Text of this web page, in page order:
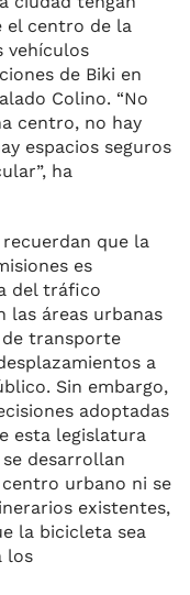
el centro de la
vehículos
de Biki en
Colino. “No
centro, no hay
espacios seguros
ha
que la
es
del tráfico
las áreas urbanas
transporte
a
Sin embargo,
adoptadas
esta legislatura
desarrollan
urbano ni se
existentes,
la bicicleta sea
los